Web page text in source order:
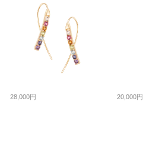
28,000円 20,000円